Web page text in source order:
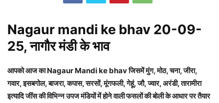
Nagaur mandi ke bhav 20-09-
25, नागौर मंडी के भाव
आपको आज का Nagaur Mandi ke bhav जिसमें मुंग, मोठ, चना, जीरा,
गवार, इसबगोल, बाजरा, कपास, सरसों, मूंगफली, गेहूं, जौ, ज्वार, अरंडी, तारामीरा
इत्यादि जींस की विभिन्न उपज मंडियों में होने वाली फसलों की बोली के आधार पर तैयार